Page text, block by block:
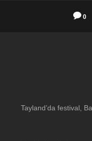
0
Tayland’da festival,